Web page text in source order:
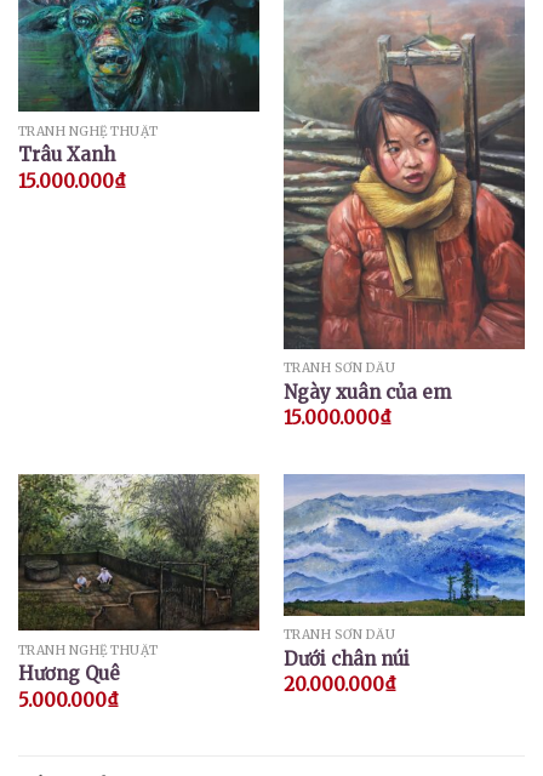
TRANH NGHỆ THUẬT
Trâu Xanh
15.000.000₫
TRANH SƠN DẦU
Ngày xuân của em
15.000.000₫
TRANH NGHỆ THUẬT
Hương Quê
5.000.000₫
TRANH SƠN DẦU
Dưới chân núi
20.000.000₫